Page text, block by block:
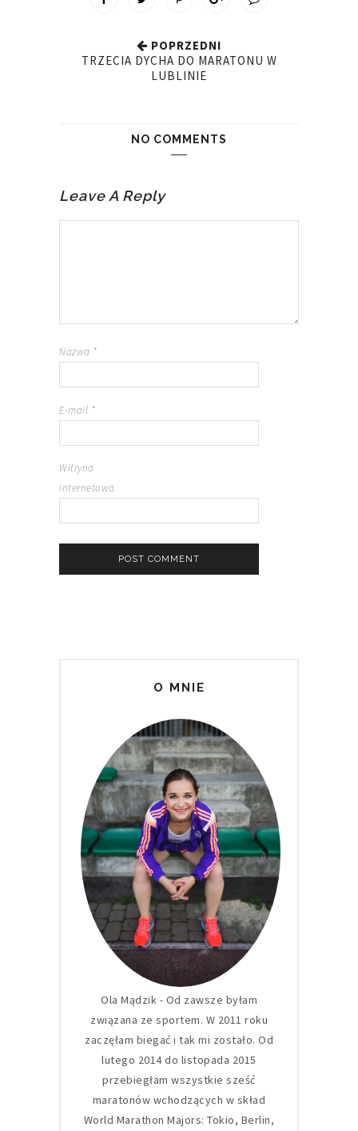
POPRZEDNI
TRZECIA DYCHA DO MARATONU W
LUBLINIE
NO COMMENTS
Leave A Reply
Nazwa *
E-mail *
Witryna
internetowa
O MNIE
Ola Mądzik - Od zawsze byłam
związana ze sportem. W 2011 roku
zaczęłam biegać i tak mi zostało. Od
lutego 2014 do listopada 2015
przebiegłam wszystkie sześć
maratonów wchodzących w skład
World Marathon Majors: Tokio, Berlin,